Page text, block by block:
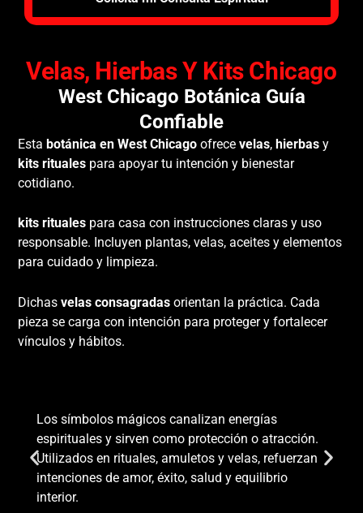
Velas, Hierbas Y Kits Chicago
West Chicago Botánica Guía
Confiable
Esta botánica en West Chicago ofrece velas, hierbas y
kits rituales para apoyar tu intención y bienestar
cotidiano.
kits rituales para casa con instrucciones claras y uso
responsable. Incluyen plantas, velas, aceites y elementos
para cuidado y limpieza.
Dichas velas consagradas orientan la práctica. Cada
pieza se carga con intención para proteger y fortalecer
vínculos y hábitos.
Los símbolos mágicos canalizan energías
espirituales y sirven como protección o atracción.
Utilizados en rituales, amuletos y velas, refuerzan
intenciones de amor, éxito, salud y equilibrio
interior.